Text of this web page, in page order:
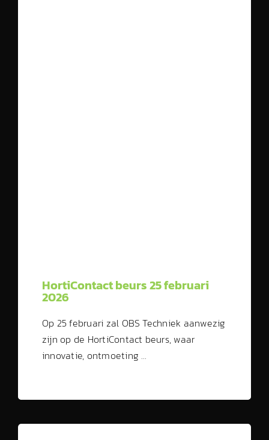
HortiContact beurs 25 februari
2026
Op 25 februari zal OBS Techniek aanwezig
zijn op de HortiContact beurs, waar
innovatie, ontmoeting …